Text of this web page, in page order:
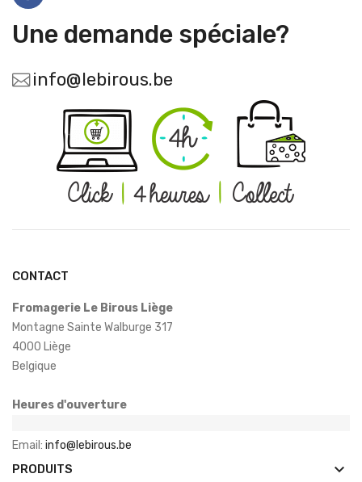
Une demande spéciale?
info@lebirous.be
CONTACT
Fromagerie Le Birous Liège
Montagne Sainte Walburge 317
4000 Liège
Belgique
Heures d'ouverture
Email: info@lebirous.be
PRODUITS keyboard_arrow_down